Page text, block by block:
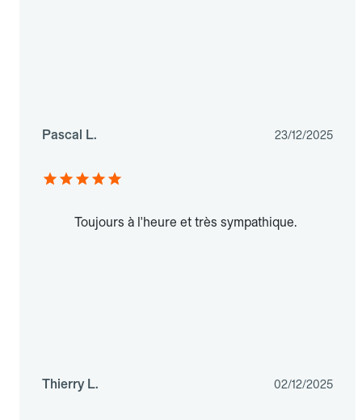
Pascal L. 23/12/2025
Toujours à l'heure et très sympathique.
Thierry L. 02/12/2025